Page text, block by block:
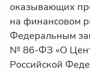
оказывающих
на финансовом
Федеральным
№ 86-ФЗ «О
Российской